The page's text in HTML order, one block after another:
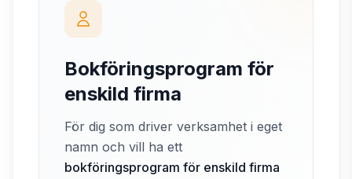
Bokföringsprogram för
enskild firma
För dig som driver verksamhet i eget
namn och vill ha ett
bokföringsprogram för enskild firma